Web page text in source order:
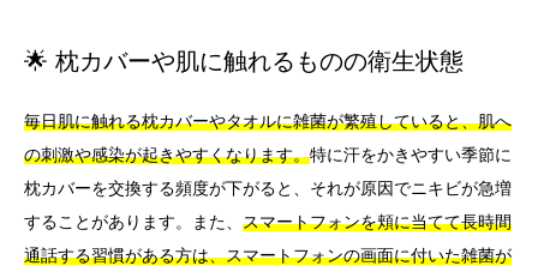
🌟 枕カバーや肌に触れるものの衛生状態
毎日肌に触れる枕カバーやタオルに雑菌が繁殖していると、肌へ
の刺激や感染が起きやすくなります。特に汗をかきやすい季節に
枕カバーを交換する頻度が下がると、それが原因でニキビが急増
することがあります。また、 スマートフォンを頬に当てて長時間
通話する習慣がある方は、スマートフォンの画面に付いた雑菌が